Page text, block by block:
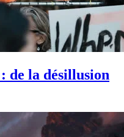
de la désillusion